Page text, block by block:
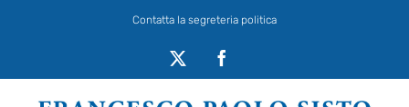
Contatta la segreteria politica